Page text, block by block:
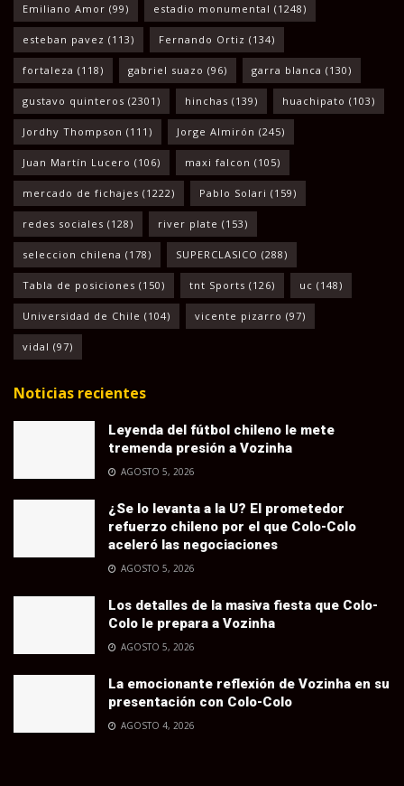
Emiliano Amor (99) estadio monumental (1248)
esteban pavez (113) Fernando Ortiz (134)
fortaleza (118) gabriel suazo (96) garra blanca (130)
gustavo quinteros (2301) hinchas (139) huachipato (103)
Jordhy Thompson (111) Jorge Almirón (245)
Juan Martín Lucero (106) maxi falcon (105)
mercado de fichajes (1222) Pablo Solari (159)
redes sociales (128) river plate (153)
seleccion chilena (178) SUPERCLASICO (288)
Tabla de posiciones (150) tnt Sports (126) uc (148)
Universidad de Chile (104) vicente pizarro (97)
vidal (97)
Noticias recientes
Leyenda del fútbol chileno le mete
tremenda presión a Vozinha
AGOSTO 5, 2026
¿Se lo levanta a la U? El prometedor
refuerzo chileno por el que Colo-Colo
aceleró las negociaciones
AGOSTO 5, 2026
Los detalles de la masiva fiesta que Colo-
Colo le prepara a Vozinha
AGOSTO 5, 2026
La emocionante reflexión de Vozinha en su
presentación con Colo-Colo
AGOSTO 4, 2026